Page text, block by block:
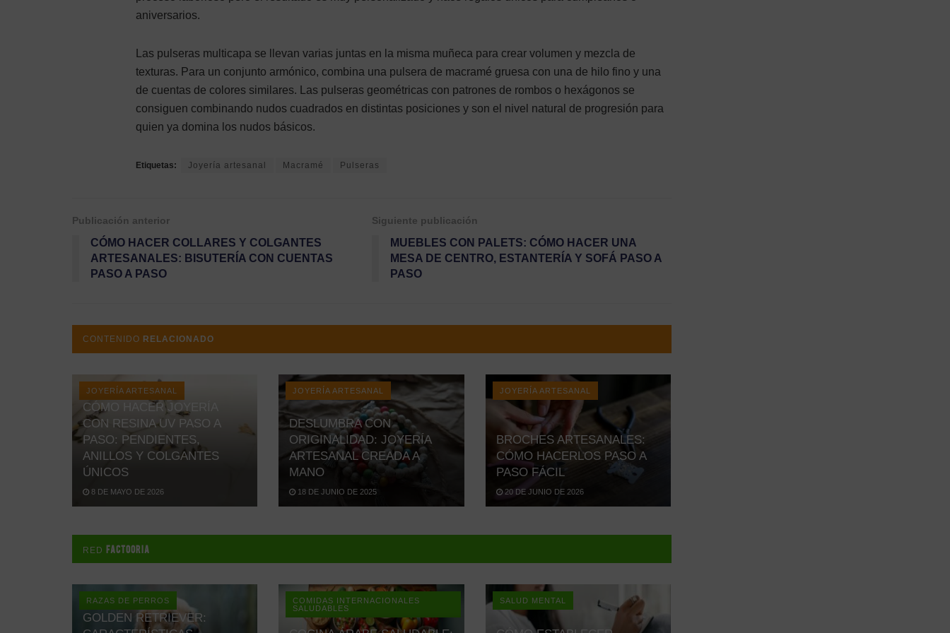
aniversarios.
Las pulseras multicapa se llevan varias juntas en la misma muñeca para crear volumen y mezcla de
texturas. Para un conjunto armónico, combina una pulsera de macramé gruesa con una de hilo fino y una
de cuentas de colores similares. Las pulseras geométricas con patrones de rombos o hexágonos se
consiguen combinando nudos cuadrados en distintas posiciones y son el nivel natural de progresión para
quien ya domina los nudos básicos.
Etiquetas: Joyería artesanal Macramé Pulseras
Publicación anterior
CÓMO HACER COLLARES Y COLGANTES
ARTESANALES: BISUTERÍA CON CUENTAS
PASO A PASO
Siguiente publicación
MUEBLES CON PALETS: CÓMO HACER UNA
MESA DE CENTRO, ESTANTERÍA Y SOFÁ PASO A
PASO
CONTENIDO RELACIONADO
JOYERÍA ARTESANAL
CÓMO HACER JOYERÍA
CON RESINA UV PASO A
PASO: PENDIENTES,
ANILLOS Y COLGANTES
ÚNICOS
8 DE MAYO DE 2026
JOYERÍA ARTESANAL
DESLUMBRA CON
ORIGINALIDAD: JOYERÍA
ARTESANAL CREADA A
MANO
18 DE JUNIO DE 2025
JOYERÍA ARTESANAL
BROCHES ARTESANALES:
CÓMO HACERLOS PASO A
PASO FÁCIL
20 DE JUNIO DE 2026
RED FACTOORIA
RAZAS DE PERROS
GOLDEN RETRIEVER:
COMIDAS INTERNACIONALES
SALUDABLES
SALUD MENTAL